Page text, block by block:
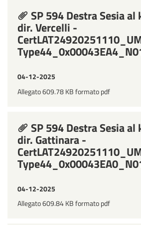
SP 594 Destra Sesia
dir. Vercelli -
04-12-2025
Allegato 609.78 KB formato pdf
SP 594 Destra Sesia
dir. Gattinara -
04-12-2025
Allegato 609.84 KB formato pdf